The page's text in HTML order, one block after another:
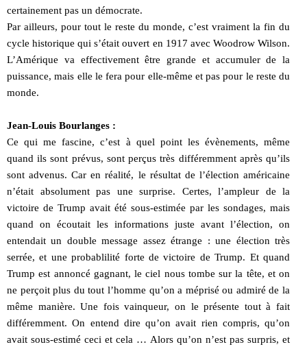
certainement pas un démocrate.
Par ailleurs, pour tout le reste du monde, c’est vraiment la fin du
cycle historique qui s’était ouvert en 1917 avec Woodrow Wilson.
L’Amérique va effectivement être grande et accumuler de la
puissance, mais elle le fera pour elle-même et pas pour le reste du
monde.
Jean-Louis Bourlanges :
Ce qui me fascine, c’est à quel point les évènements, même
quand ils sont prévus, sont perçus très différemment après qu’ils
sont advenus. Car en réalité, le résultat de l’élection américaine
n’était absolument pas une surprise. Certes, l’ampleur de la
victoire de Trump avait été sous-estimée par les sondages, mais
quand on écoutait les informations juste avant l’élection, on
entendait un double message assez étrange : une élection très
serrée, et une probablilité forte de victoire de Trump. Et quand
Trump est annoncé gagnant, le ciel nous tombe sur la tête, et on
ne perçoit plus du tout l’homme qu’on a méprisé ou admiré de la
même manière. Une fois vainqueur, on le présente tout à fait
différemment. On entend dire qu’on avait rien compris, qu’on
avait sous-estimé ceci et cela … Alors qu’on n’est pas surpris, et